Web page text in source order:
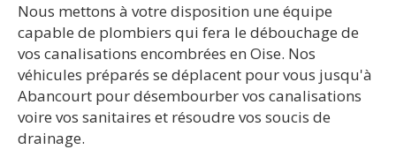
Nous mettons à votre disposition une équipe
capable de plombiers qui fera le débouchage de
vos canalisations encombrées en Oise. Nos
véhicules préparés se déplacent pour vous jusqu'à
Abancourt pour désembourber vos canalisations
voire vos sanitaires et résoudre vos soucis de
drainage.